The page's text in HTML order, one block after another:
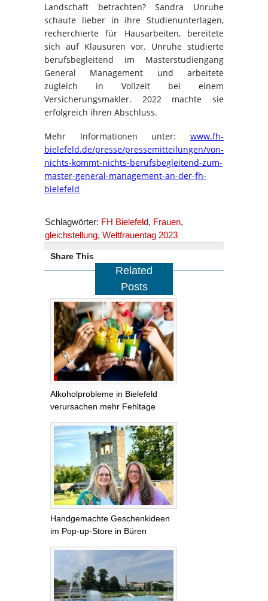
Landschaft betrachten? Sandra Unruhe
schaute lieber in ihre Studienunterlagen,
recherchierte für Hausarbeiten, bereitete
sich auf Klausuren vor. Unruhe studierte
berufsbegleitend im Masterstudiengang
General Management und arbeitete
zugleich in Vollzeit bei einem
Versicherungsmakler. 2022 machte sie
erfolgreich ihren Abschluss.
Mehr Informationen unter: www.fh-
bielefeld.de/presse/pressemitteilungen/von-
nichts-kommt-nichts-berufsbegleitend-zum-
master-general-management-an-der-fh-
bielefeld
Schlagwörter: FH Bielefeld, Frauen,
gleichstellung, Weltfrauentag 2023
Share This
Related
Posts
Alkoholprobleme in Bielefeld
verursachen mehr Fehltage
Handgemachte Geschenkideen
im Pop-up-Store in Büren